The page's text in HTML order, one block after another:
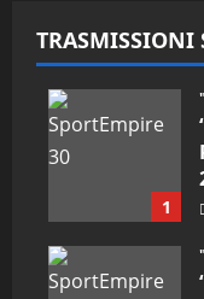
TRASMISSIONI
1